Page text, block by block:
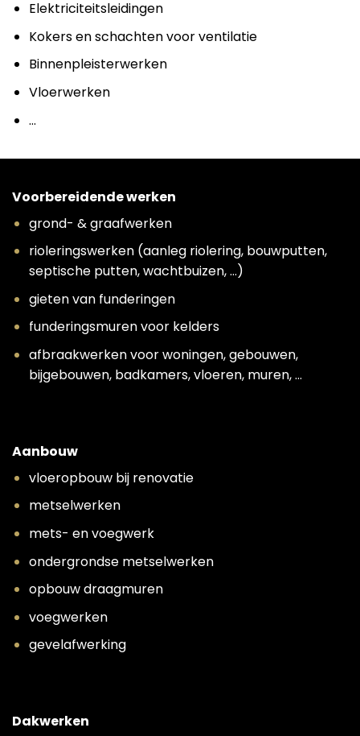
Elektriciteitsleidingen
Kokers en schachten voor ventilatie
Binnenpleisterwerken
Vloerwerken
…
Voorbereidende werken
grond- & graafwerken
rioleringswerken (aanleg riolering, bouwputten,
septische putten, wachtbuizen, …)
gieten van funderingen
funderingsmuren voor kelders
afbraakwerken voor woningen, gebouwen,
bijgebouwen, badkamers, vloeren, muren, …
Aanbouw
vloeropbouw bij renovatie
metselwerken
mets- en voegwerk
ondergrondse metselwerken
opbouw draagmuren
voegwerken
gevelafwerking
Dakwerken